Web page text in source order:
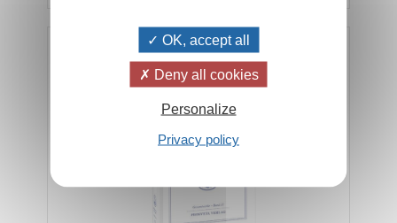
Die Gesetze der kosmischen Moral - Band 12
OK, accept all
Deny all cookies
Personalize
Privacy policy